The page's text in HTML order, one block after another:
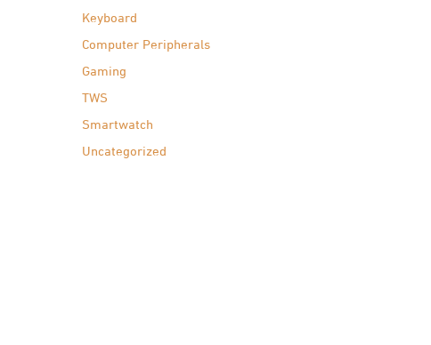
Keyboard
Computer Peripherals
Gaming
TWS
Smartwatch
Uncategorized